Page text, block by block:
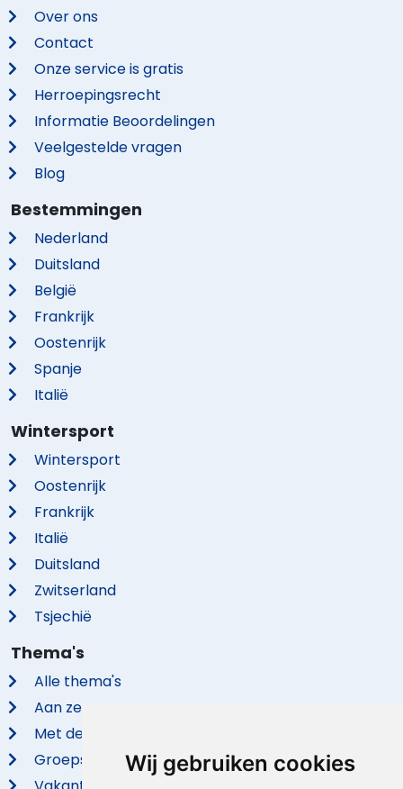
Wij gebruiken cookies
Over ons
Contact
Onze service is gratis
Herroepingsrecht
Informatie Beoordelingen
Veelgestelde vragen
Blog
Bestemmingen
Nederland
Duitsland
België
Frankrijk
Oostenrijk
Spanje
Italië
Wintersport
Wintersport
Oostenrijk
Frankrijk
Italië
Duitsland
Zwitserland
Tsjechië
Thema's
Alle thema's
Aan zee
Met de hond
Groepsaccommodaties